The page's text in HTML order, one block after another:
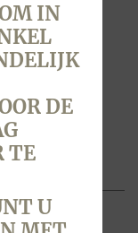
Tags:afbak
IN
DE
TE
U